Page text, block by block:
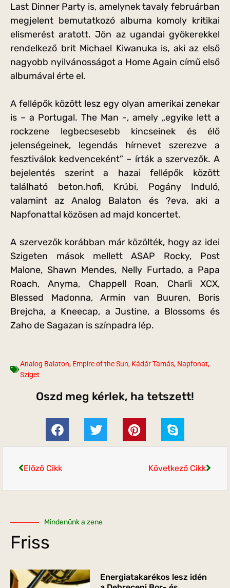
Last Dinner Party is, amelynek tavaly februárban
megjelent bemutatkozó albuma komoly kritikai
elismerést aratott. Jön az ugandai gyökerekkel
rendelkező brit Michael Kiwanuka is, aki az első
nagyobb nyilvánosságot a Home Again című első
albumával érte el.
A fellépők között lesz egy olyan amerikai zenekar
is – a Portugal. The Man -, amely „egyike lett a
rockzene legbecsesebb kincseinek és élő
jelenségeinek, legendás hírnevet szerezve a
fesztiválok kedvenceként” – írták a szervezők. A
bejelentés szerint a hazai fellépők között
található beton.hofi, Krúbi, Pogány Induló,
valamint az Analog Balaton és ?eva, aki a
Napfonattal közösen ad majd koncertet.
A szervezők korábban már közölték, hogy az idei
Szigeten mások mellett ASAP Rocky, Post
Malone, Shawn Mendes, Nelly Furtado, a Papa
Roach, Anyma, Chappell Roan, Charli XCX,
Blessed Madonna, Armin van Buuren, Boris
Brejcha, a Kneecap, a Justine, a Blossoms és
Zaho de Sagazan is színpadra lép.
Analog Balaton, Empire of the Sun, Kádár Tamás, Napfonat,
Sziget
Oszd meg kérlek, ha tetszett!
Előző Cikk Következő Cikk
Mindenünk a zene
Friss
Energiatakarékos lesz idén